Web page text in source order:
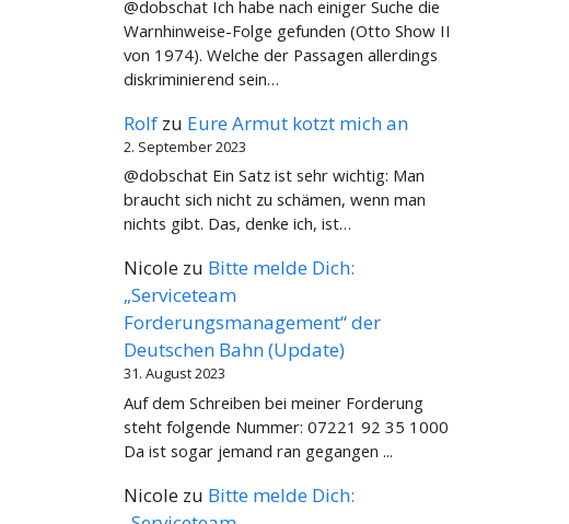
@dobschat Ich habe nach einiger Suche die
Warnhinweise-Folge gefunden (Otto Show II
von 1974). Welche der Passagen allerdings
diskriminierend sein…
Rolf zu Eure Armut kotzt mich an
2. September 2023
@dobschat Ein Satz ist sehr wichtig: Man
braucht sich nicht zu schämen, wenn man
nichts gibt. Das, denke ich, ist…
Nicole zu Bitte melde Dich:
„Serviceteam
Forderungsmanagement“ der
Deutschen Bahn (Update)
31. August 2023
Auf dem Schreiben bei meiner Forderung
steht folgende Nummer: 07221 92 35 1000
Da ist sogar jemand ran gegangen ...
Nicole zu Bitte melde Dich: